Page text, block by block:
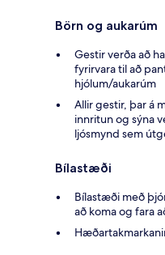
Börn og aukarúm
Gestir verða að
fyrirvara til að
hjólum/aukarúm
Allir gestir, þar á
innritun og sýna
ljósmynd sem
Bílastæði
Bílastæði með
að koma og fara